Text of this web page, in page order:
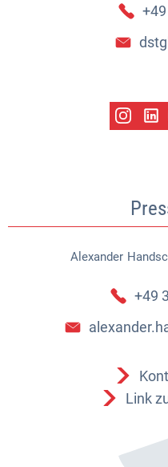
Alexander
+49
Link